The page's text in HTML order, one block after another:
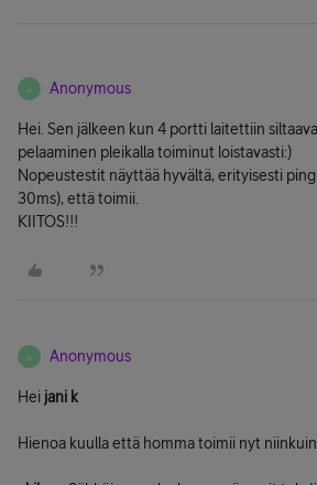
A Anonymous
Hei. Sen jälkeen kun 4 portti laitettiin
pelaaminen pleikalla toiminut loistavasti:)
Nopeustestit näyttää hyvältä, erityisesti
30ms), että toimii.
KIITOS!!!
A Anonymous
Hei jani k
Hienoa kuulla että homma toimii nyt